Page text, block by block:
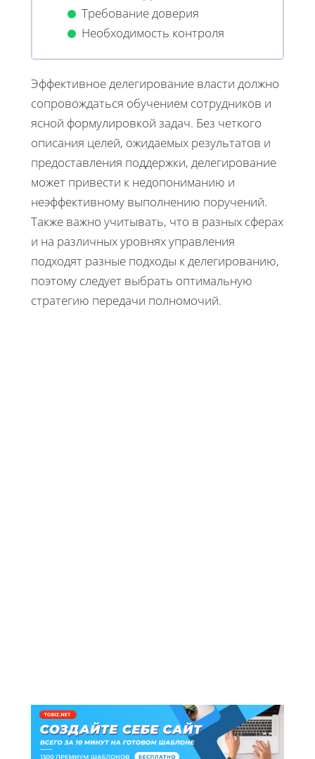
Требование доверия
Необходимость контроля
Эффективное делегирование власти должно
сопровождаться обучением сотрудников и
ясной формулировкой задач. Без четкого
описания целей, ожидаемых результатов и
предоставления поддержки, делегирование
может привести к недопониманию и
неэффективному выполнению поручений.
Также важно учитывать, что в разных сферах
и на различных уровнях управления
подходят разные подходы к делегированию,
поэтому следует выбрать оптимальную
стратегию передачи полномочий.